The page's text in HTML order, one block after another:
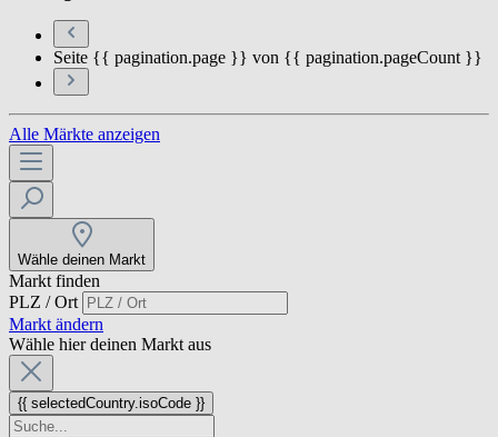
Seite {{ pagination.page }} von {{ pagination.pageCount }}
Alle Märkte anzeigen
Wähle deinen Markt
Markt finden
PLZ / Ort
Markt ändern
Wähle hier deinen Markt aus
{{ selectedCountry.isoCode }}